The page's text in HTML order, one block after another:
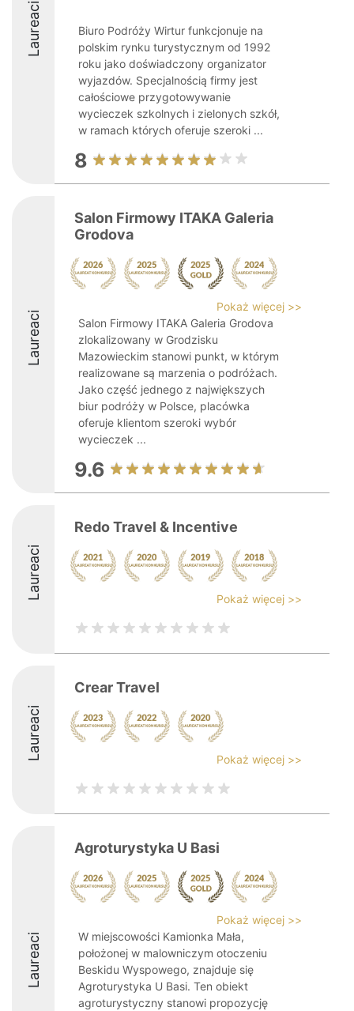
Laureaci
Biuro Podróży Wirtur funkcjonuje na
polskim rynku turystycznym od 1992
roku jako doświadczony organizator
wyjazdów. Specjalnością firmy jest
całościowe przygotowywanie
wycieczek szkolnych i zielonych szkół,
w ramach których oferuje szeroki ...
8
Laureaci
Salon Firmowy ITAKA Galeria
Grodova
Pokaż więcej >>
Salon Firmowy ITAKA Galeria Grodova
zlokalizowany w Grodzisku
Mazowieckim stanowi punkt, w którym
realizowane są marzenia o podróżach.
Jako część jednego z największych
biur podróży w Polsce, placówka
oferuje klientom szeroki wybór
wycieczek ...
9.6
Laureaci
Redo Travel & Incentive
Pokaż więcej >>
Laureaci
Crear Travel
Pokaż więcej >>
Laureaci
Agroturystyka U Basi
Pokaż więcej >>
W miejscowości Kamionka Mała,
położonej w malowniczym otoczeniu
Beskidu Wyspowego, znajduje się
Agroturystyka U Basi. Ten obiekt
agroturystyczny stanowi propozycję